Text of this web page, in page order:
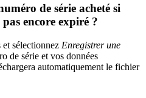
de série acheté si
encore expiré ?
sélectionnez Enregistrer une
de série et vos données
automatiquement le fichier